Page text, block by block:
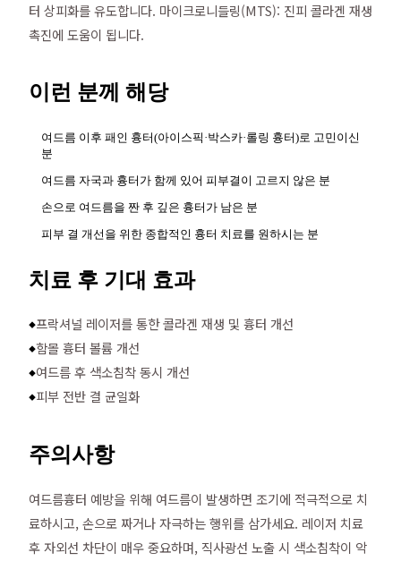
터 상피화를 유도합니다. 마이크로니들링(MTS): 진피 콜라겐 재생
촉진에 도움이 됩니다.
이런 분께 해당
여드름 이후 패인 흉터(아이스픽·박스카·롤링 흉터)로 고민이신
분
여드름 자국과 흉터가 함께 있어 피부결이 고르지 않은 분
손으로 여드름을 짠 후 깊은 흉터가 남은 분
피부 결 개선을 위한 종합적인 흉터 치료를 원하시는 분
치료 후 기대 효과
◆프락셔널 레이저를 통한 콜라겐 재생 및 흉터 개선
◆함몰 흉터 볼륨 개선
◆여드름 후 색소침착 동시 개선
◆피부 전반 결 균일화
주의사항
여드름흉터 예방을 위해 여드름이 발생하면 조기에 적극적으로 치
료하시고, 손으로 짜거나 자극하는 행위를 삼가세요. 레이저 치료
후 자외선 차단이 매우 중요하며, 직사광선 노출 시 색소침착이 악